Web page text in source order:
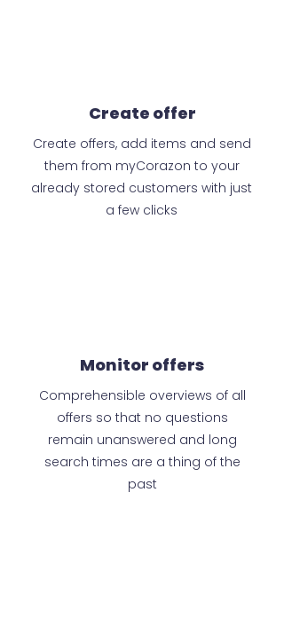
Create offer
Create offers, add items and send
them from myCorazon to your
already stored customers with just
a few clicks
Monitor offers
Comprehensible overviews of all
offers so that no questions
remain unanswered and long
search times are a thing of the
past